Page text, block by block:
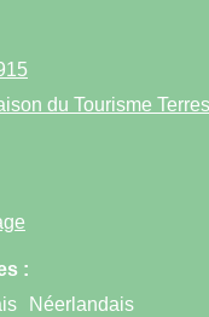
du Tourisme
:
Néerlandais